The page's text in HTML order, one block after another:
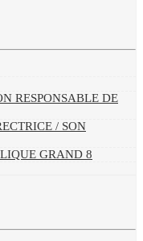
RESPONSABLE DE
/ SON
GRAND 8